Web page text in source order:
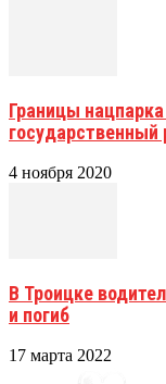
Границы
4 ноября 2020
В Троицке
и погиб
17 марта 2022